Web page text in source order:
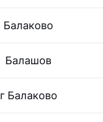
Балаково
Балашов
г Балаково